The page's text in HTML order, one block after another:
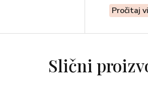
samo o
nestvarno
• Odlično
•
Pročitaj
Slični